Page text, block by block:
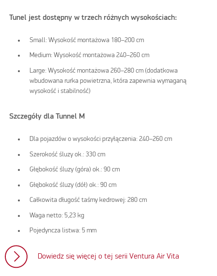
Tunel jest dostępny w trzech różnych wysokościach:
Small: Wysokość montażowa 180–200 cm
Medium: Wysokość montażowa 240–260 cm
Large: Wysokość montażowa 260–280 cm (dodatkowa
wbudowana rurka powietrzna, która zapewnia wymaganą
wysokość i stabilność)
Szczegóły dla Tunnel M
Dla pojazdów o wysokości przyłączenia: 240–260 cm
Szerokość śluzy ok.: 330 cm
Głębokość śluzy (góra) ok.: 90 cm
Głębokość śluzy (dół) ok.: 90 cm
Całkowita długość taśmy kedrowej: 280 cm
Waga netto: 5,23 kg
Pojedyncza listwa: 5 mm
Dowiedz się więcej o tej serii Ventura Air Vita